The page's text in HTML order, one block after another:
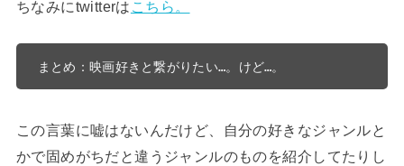
ちなみにtwitterは こちら。
まとめ：映画好きと繋がりたい…。けど…。
この言葉に嘘はないんだけど、自分の好きなジャンルと
かで固めがちだと違うジャンルのものを紹介してたりし